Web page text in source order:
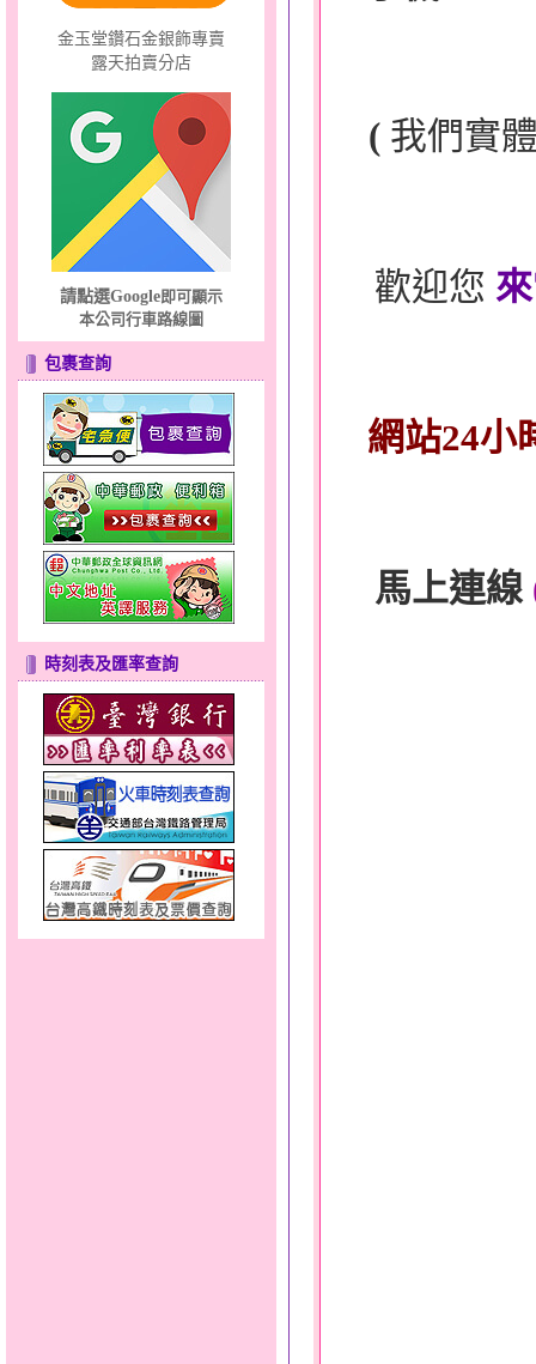
金玉堂鑽石金銀飾專賣
露天拍賣分店
請點選Google即可顯示
本公司行車路線圖
包裹查詢
時刻表及匯率查詢
( 我們實
歡迎您
網站24小
馬上連線